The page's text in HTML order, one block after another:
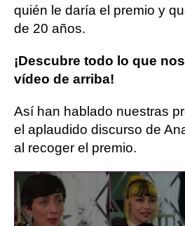
quién le daría el premio y
de 20 años.
¡Descubre todo lo que
vídeo de arriba!
Así han hablado nuestras
el aplaudido discurso de
al recoger el premio.